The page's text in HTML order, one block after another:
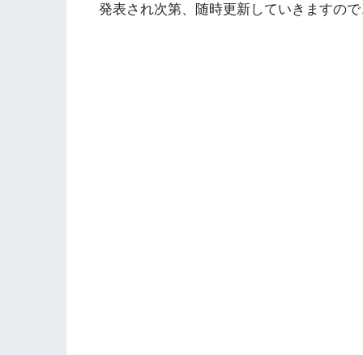
発表され次第、随時更新していきますの